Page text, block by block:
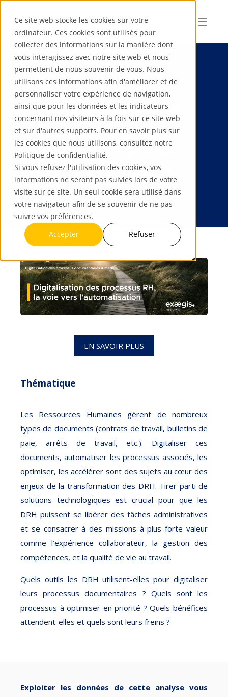
Ce site web stocke les cookies sur votre
ordinateur. Ces cookies sont utilisés pour
collecter des informations sur la manière dont
vous interagissez avec notre site web et nous
permettent de nous souvenir de vous. Nous
utilisons ces informations afin d'améliorer et de
personnaliser votre expérience de navigation,
ainsi que pour les données et les indicateurs
concernant nos visiteurs à la fois sur ce site web
et sur d'autres supports. Pour en savoir plus sur
les cookies que nous utilisons, consultez notre
Politique de confidentialité.
Si vous refusez l'utilisation des cookies, vos
informations ne seront pas suivies lors de votre
visite sur ce site. Un seul cookie sera utilisé dans
votre navigateur afin de se souvenir de ne pas
suivre vos préférences.
Accepter
Refuser
Ebooks Exaegis Markess
2024
Digitalisation des processus
documentaires & métiers
EN SAVOIR PLUS
Thématique
Les Ressources Humaines gèrent de nombreux
types de documents (contrats de travail, bulletins de
paie, arrêts de travail, etc.). Digitaliser ces
documents, automatiser les processus associés, les
optimiser, les accélérer sont des sujets au cœur des
enjeux de la transformation des DRH. Tirer parti de
solutions technologiques est crucial pour que les
DRH puissent se libérer des tâches administratives
et se consacrer à des missions à plus forte valeur
comme l’expérience collaborateur, la gestion des
compétences, et la qualité de vie au travail.
Quels outils les DRH utilisent-elles pour digitaliser
leurs processus documentaires ? Quels sont les
processus à optimiser en priorité ? Quels bénéfices
attendent-elles et quels sont leurs freins ?
Exploiter les données de cette analyse vous